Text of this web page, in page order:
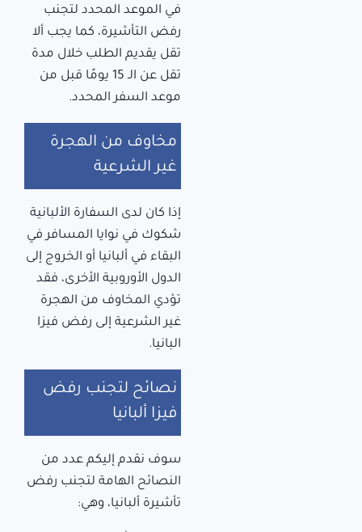
في الموعد المحدد لتجنب
رفض التأشيرة، كما يجب ألا
تقل يقديم الطلب خلال مدة
تقل عن الـ 15 يومًا قبل من
موعد السفر المحدد.
مخاوف من الهجرة
غير الشرعية
إذا كان لدى السفارة الألبانية
شكوك في نوايا المسافر في
البقاء في ألبانيا أو الخروج إلى
الدول الأوروبية الأخرى، فقد
تؤدي المخاوف من الهجرة
غير الشرعية إلى رفض فيزا
البانيا.
نصائح لتجنب رفض
فيزا ألبانيا
سوف نقدم إليكم عدد من
النصائح الهامة لتجنب رفض
تأشيرة ألبانيا، وهي: